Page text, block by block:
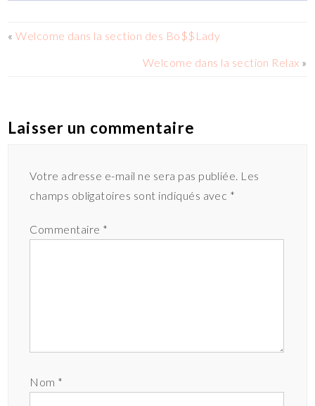
«Welcome dans la section des Bo$$Lady
Welcome dans la section Relax »
Laisser un commentaire
Votre adresse e-mail ne sera pas publiée. Les
champs obligatoires sont indiqués avec *
Commentaire *
Nom *